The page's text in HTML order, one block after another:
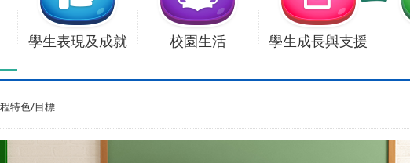
學生表現及成就 校園生活 學生成長與支援
特色/目標